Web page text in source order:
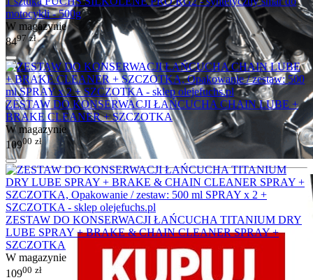
motocykli - 500g
W magazynie
8497 zł
ZESTAW DO KONSERWACJI ŁAŃCUCHA CHAIN LUBE +
BRAKE CLEANER + SZCZOTKA
W magazynie
10900 zł
ZESTAW DO KONSERWACJI ŁAŃCUCHA TITANIUM DRY
LUBE SPRAY + BRAKE & CHAIN CLEANER SPRAY +
SZCZOTKA
W magazynie
10900 zł